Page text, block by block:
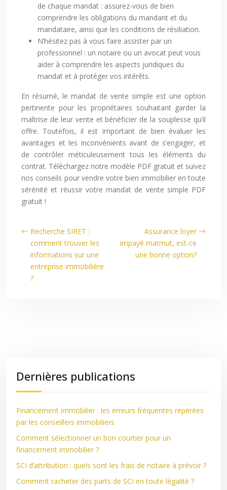
de chaque mandat : assurez-vous de bien
comprendre les obligations du mandant et du
mandataire, ainsi que les conditions de résiliation.
N’hésitez pas à vous faire assister par un
professionnel : un notaire ou un avocat peut vous
aider à comprendre les aspects juridiques du
mandat et à protéger vos intérêts.
En résumé, le mandat de vente simple est une option
pertinente pour les propriétaires souhaitant garder la
maîtrise de leur vente et bénéficier de la souplesse qu’il
offre. Toutefois, il est important de bien évaluer les
avantages et les inconvénients avant de s’engager, et
de contrôler méticuleusement tous les éléments du
contrat. Téléchargez notre modèle PDF gratuit et suivez
nos conseils pour vendre votre bien immobilier en toute
sérénité et réussir votre mandat de vente simple PDF
gratuit !
Recherche SIRET :
comment trouver les
informations sur une
entreprise immobilière
?
Assurance loyer
impayé matmut, est-ce
une bonne option?
Dernières publications
Financement immobilier : les erreurs fréquentes repérées
par les conseillers immobiliers
Comment sélectionner un bon courtier pour un
financement immobilier ?
SCI d’attribution : quels sont les frais de notaire à prévoir ?
Comment racheter des parts de SCI en toute légalité ?